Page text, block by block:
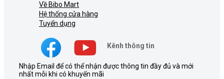
Về Bibo Mart
Hệ thống cửa hàng
Tuyển dụng
Kênh thông tin
Nhập Email để có thể nhận được thông tin đầy đủ và mới
nhất mỗi khi có khuyến mãi